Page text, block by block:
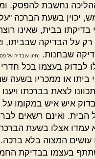
נחשבת להפסק.
יכוין בשעת הברכה "על
בבית, שאינו
על הבדיקה שבביתו,
שבחנות.
[חזון עובדיה על
לבדוק בעצמו בכל חדרי
ביתו או ממכריו בשעה
לצאת בברכתו
איש איש במקומו
הבית. ואינם רשאים
עמדו אצלו בשעת הברכה,
המצוה בלא ברכה.
בעצמו בבדיקת